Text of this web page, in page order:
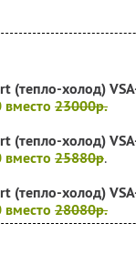
(тепло-холод)
вместо 23000р.
(тепло-холод)
вместо 25880р.
(тепло-холод)
вместо 28080р.